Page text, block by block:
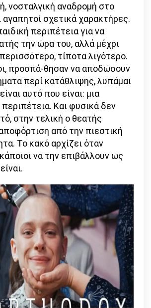
νοσταλγική αναδρομή στο
αγαπητοί σχετικά χαρακτήρες.
περιπέτεια για να
την ώρα του, αλλά μέχρι
τίποτα λιγότερο.
προσπά-θησαν να αποδώσουν
περί κατάθλιψης, λυπάμαι
αυτό που είναι: μια
Και φυσικά δεν
στην τελική ο θεατής
από την πιεστική
Το κακό αρχίζει όταν
να την επιβάλλουν ως